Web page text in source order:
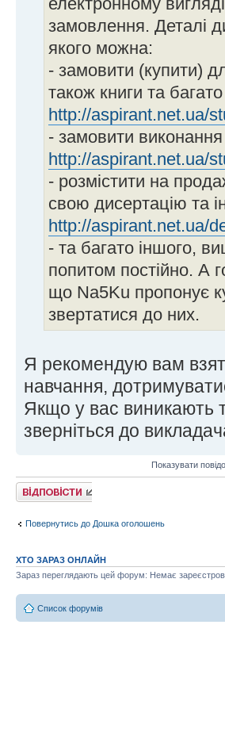
електронному
замовлення. Деталі
якого можна:
- замовити (купити)
також книги та
http://aspirant.net.ua/
- замовити
http://aspirant.net.ua/
- розмістити на
свою дисертацію та
http://aspirant.net.ua/
- та багато іншого,
попитом постійно. А
що Na5Ku пропонує
звертатися до них.
Я рекомендую вам
навчання,
Якщо у вас виникають
зверніться до
Показувати
Відповісти
Повернутись до Дошка оголошень
ХТО ЗАРАЗ ОНЛАЙН
Зараз переглядають цей форум: Немає
Список форумів